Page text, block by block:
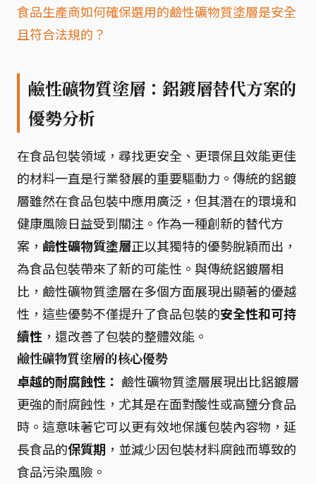
食品生產商如何確保選用的鹼性礦物質塗層是安全
且符合法規的？
鹼性礦物質塗層：鋁鍍層替代方案的
優勢分析
在食品包裝領域，尋找更安全、更環保且效能更佳
的材料一直是行業發展的重要驅動力。傳統的鋁鍍
層雖然在食品包裝中應用廣泛，但其潛在的環境和
健康風險日益受到關注。作為一種創新的替代方
案， 鹼性礦物質塗層正以其獨特的優勢脫穎而出，
為食品包裝帶來了新的可能性。與傳統鋁鍍層相
比，鹼性礦物質塗層在多個方面展現出顯著的優越
性，這些優勢不僅提升了食品包裝的安全性和可持
續性 ，還改善了包裝的整體效能。
鹼性礦物質塗層的核心優勢
卓越的耐腐蝕性： 鹼性礦物質塗層展現出比鋁鍍層
更強的耐腐蝕性，尤其是在面對酸性或高鹽分食品
時。這意味著它可以更有效地保護包裝內容物，延
長食品的保質期 ，並減少因包裝材料腐蝕而導致的
食品污染風險。